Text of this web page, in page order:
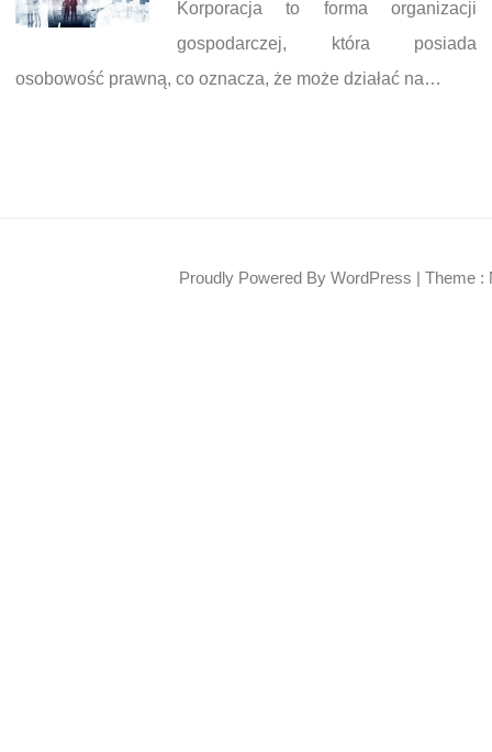
Korporacja to forma organizacji
gospodarczej, która posiada
osobowość prawną, co oznacza, że może działać na…
Proudly Powered By WordPress | Theme :